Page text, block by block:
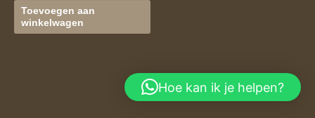
Toevoegen aan
winkelwagen
Hoe kan ik je helpen?